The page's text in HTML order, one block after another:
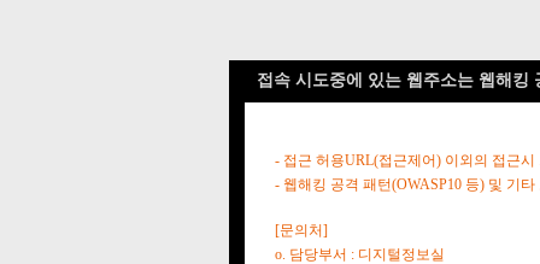
접속 시도중에 있는 웹주소는 웹해킹
- 접근 허용URL(접근제어) 이외의 접근시
- 웹해킹 공격 패턴(OWASP10 등) 및 기
[문의처]
o. 담당부서 : 디지털정보실